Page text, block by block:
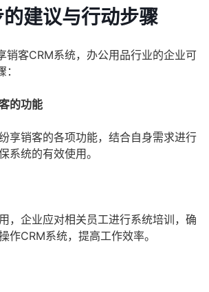
建议与行动步骤
销客CRM系统，办公用品行业的企业可
的功能
享销客的各项功能，结合自身需求进行
系统的有效使用。
，企业应对相关员工进行系统培训，确
作CRM系统，提高工作效率。